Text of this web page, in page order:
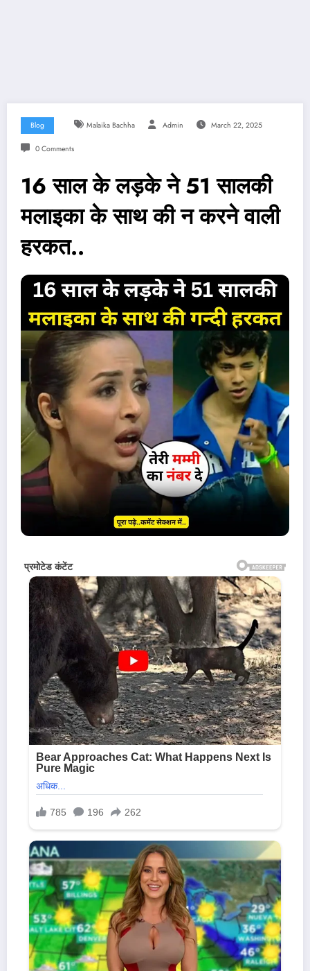
Blog Malaika Bachha Admin March 22, 2025
0 Comments
16 साल के लड़के ने 51 सालकी
मलाइका के साथ की न करने वाली
हरकत..